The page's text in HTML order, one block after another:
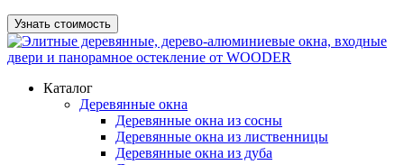
Узнать стоимость
Каталог
Деревянные окна
Деревянные окна из сосны
Деревянные окна из лиственницы
Деревянные окна из дуба